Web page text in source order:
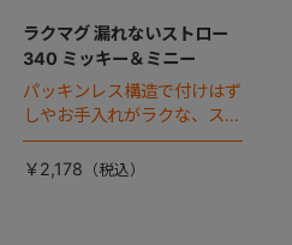
ラクマグ 漏れないストロー
340 ミッキー＆ミニー
パッキンレス構造で付けはず
しやお手入れがラクな、スト
ローマグの340ｍlラージボ
トル。
￥2,178